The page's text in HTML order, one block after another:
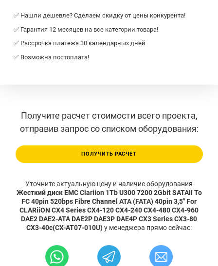
✅ Нашли дешевле? Сделаем скидку от цены конкурента!
✅ Гарантия 12 месяцев на все категории товара!
✅ Рассрочка платежа 30 календарных дней
✅ Возможна постоплата!
Получите расчет стоимости всего проекта,
отправив запрос со списком оборудования:
ПОЛУЧИТЬ РАСЧЕТ
Уточните актуальную цену и наличие оборудования
Жесткий диск EMC Clariion 1Tb U300 7200 2Gbit SATAII To
FC 40pin 520bps Fibre Channel ATA (FATA) 40pin 3,5" For
CLARiiON CX4 Series CX4-120 CX4-240 CX4-480 CX4-960
DAE2 DAE2-ATA DAE2P DAE3P DAE4P CX3 Series CX3-80
CX3-40c(CX-AT07-010U)у менеджера прямо сейчас: